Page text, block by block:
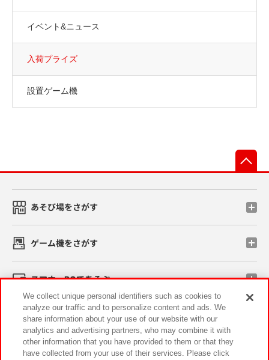
イベント&ニュース
入荷プライズ
設置ゲーム機
あそび場をさがす
ゲーム機をさがす
スマホ・PCであそぶ
イベント・キャンペーン
We collect unique personal identifiers such as cookies to
analyze our traffic and to personalize content and ads. We
share information about your use of our website with our
analytics and advertising partners, who may combine it with
other information that you have provided to them or that they
have collected from your use of their services. Please click